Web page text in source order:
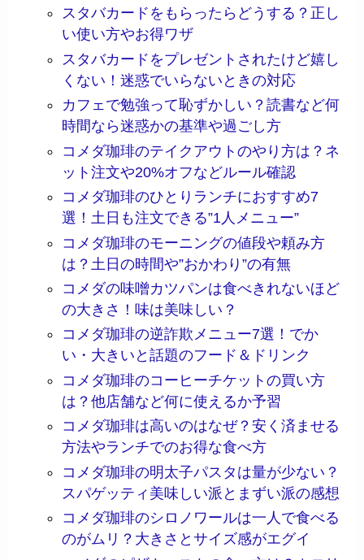
スタバカードをもらったらどうする？正し
い使い方やお得ワザ
スタバカードをプレゼントされたけど嬉し
くない！迷惑でいらないときの対応
カフェで勉強って恥ずかしい？読書など何
時間なら迷惑かの基準や過ごし方
コメダ珈琲のテイクアウトのやり方は？ネ
ット注文や20%オフなどルール確認
コメダ珈琲のひとりランチにおすすめ7
選！土日も注文できる”1人メニュー”
コメダ珈琲のモーニングの値段や頼み方
は？土日の時間や”おかわり”の有無
コメダの味噌カツパンは食べきれないほど
の大きさ！味は美味しい？
コメダ珈琲の逆詐欺メニュー7選！でか
い・大きいと話題のフード＆ドリンク
コメダ珈琲のコーヒーチケットの買い方
は？他店舗など何に使えるか予習
コメダ珈琲は高いのはなぜ？安く済ませる
方法やランチでのお得な食べ方
コメダ珈琲の明太子パスタは量が少ない？
スパゲッティ美味しい派とまずい派の感想
コメダ珈琲のシロノワールは一人で食べる
のがムリ？大きさとサイズ感がエグイ